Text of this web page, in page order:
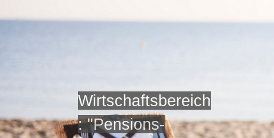
Wirtschaftsbereich
: "Pensions-